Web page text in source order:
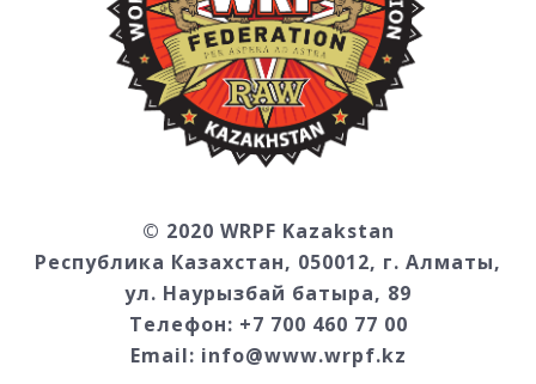
© 2020 WRPF Kazakstan
Республика Казахстан, 050012, г. Алматы,
ул. Наурызбай батыра, 89
Телефон: +7 700 460 77 00
Email: info@www.wrpf.kz